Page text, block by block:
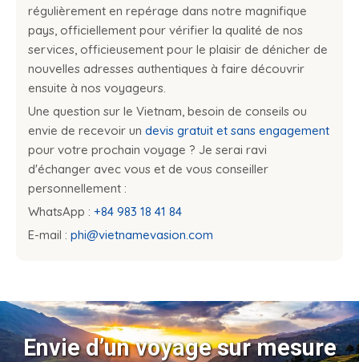
régulièrement en repérage dans notre magnifique
pays, officiellement pour vérifier la qualité de nos
services, officieusement pour le plaisir de dénicher de
nouvelles adresses authentiques à faire découvrir
ensuite à nos voyageurs.
Une question sur le Vietnam, besoin de conseils ou
envie de recevoir un devis gratuit et sans engagement
pour votre prochain voyage ? Je serai ravi
d'échanger avec vous et de vous conseiller
personnellement :
WhatsApp : +84 983 18 41 84
E-mail : phi@vietnamevasion.com
Envie d’un voyage sur mesure